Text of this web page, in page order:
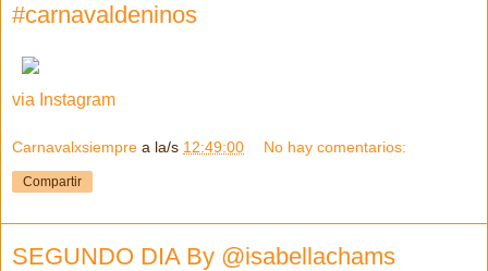
#carnavaldeninos
via Instagram
Carnavalxsiempre a la/s 12:49:00 No hay comentarios:
Compartir
SEGUNDO DIA By @isabellachams